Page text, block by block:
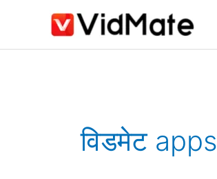
विडमेट apps